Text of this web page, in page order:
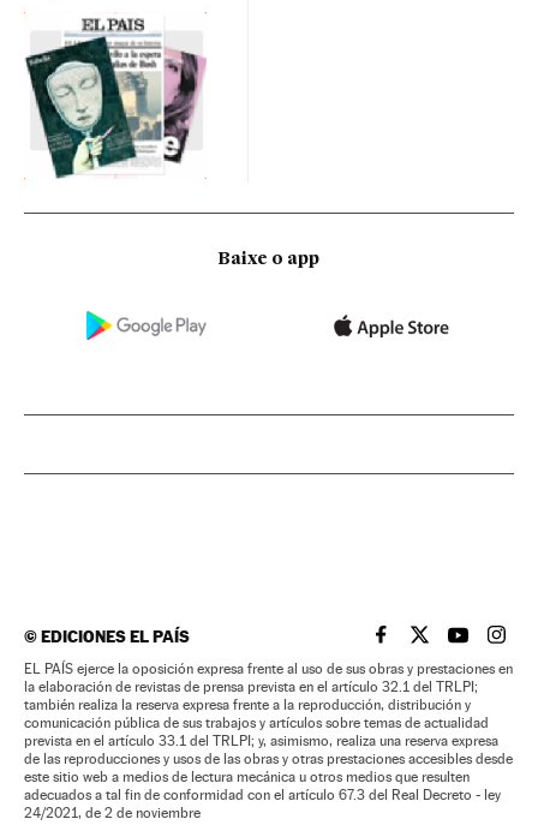
Baixe o app
©EDICIONES EL PAÍS EL PAÍS BRASIL EN
EL PAÍSEL PAÍS
EL
EL PAÍS ejerce la oposición expresa frente al uso de sus obras y prestaciones en
la elaboración de revistas de prensa prevista en el artículo 32.1 del TRLPI;
también realiza la reserva expresa frente a la reproducción, distribución y
comunicación pública de sus trabajos y artículos sobre temas de actualidad
prevista en el artículo 33.1 del TRLPI; y, asimismo, realiza una reserva expresa
de las reproducciones y usos de las obras y otras prestaciones accesibles desde
este sitio web a medios de lectura mecánica u otros medios que resulten
adecuados a tal fin de conformidad con el artículo 67.3 del Real Decreto - ley
24/2021, de 2 de noviembre